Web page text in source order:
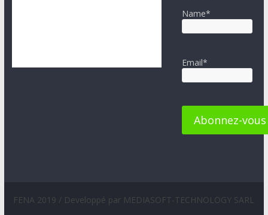
Name*
Email*
FENA 2019 / Developpé par MEDIASOFT-TECHNOLOGY SARL